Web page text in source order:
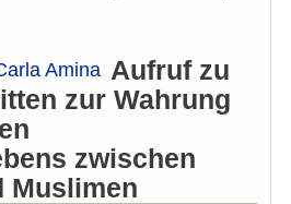
Amina Aufruf zu
zur Wahrung
zwischen
Muslimen